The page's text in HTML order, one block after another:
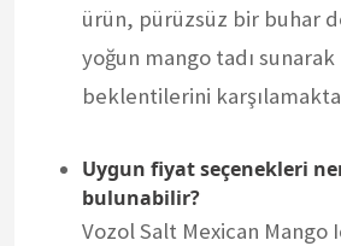
ürün, pürüzsüz bir buhar
yoğun mango tadı sunarak
beklentilerini
Uygun fiyat seçenekleri
bulunabilir?
Vozol Salt Mexican Mango